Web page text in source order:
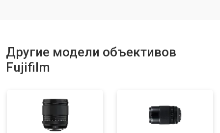
Другие модели объективов
Fujifilm